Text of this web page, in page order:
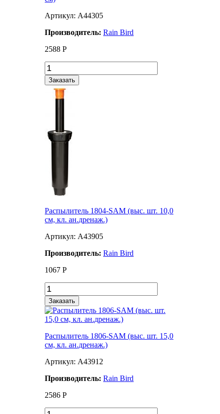
Артикул: A44305
Производитель:Rain Bird
2588 Р
Заказать
Распылитель 1804-SAM (выс. шт. 10,0
см, кл. ан.дренаж.)
Артикул: A43905
Производитель:Rain Bird
1067 Р
Заказать
Распылитель 1806-SAM (выс. шт. 15,0
см, кл. ан.дренаж.)
Артикул: A43912
Производитель:Rain Bird
2586 Р